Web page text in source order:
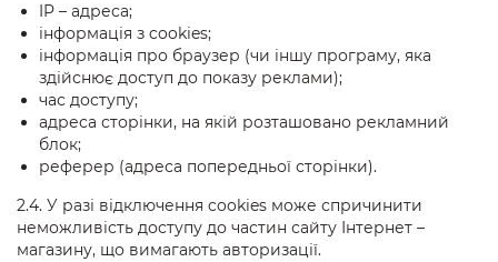
IP – адреса;
інформація з cookies;
інформація про браузер (чи іншу програму, яка
здійснює доступ до показу реклами);
час доступу;
адреса сторінки, на якій розташовано рекламний
блок;
реферер (адреса попередньої сторінки).
2.4. У разі відключення cookies може спричинити
неможливість доступу до частин сайту Інтернет –
магазину, що вимагають авторизації.